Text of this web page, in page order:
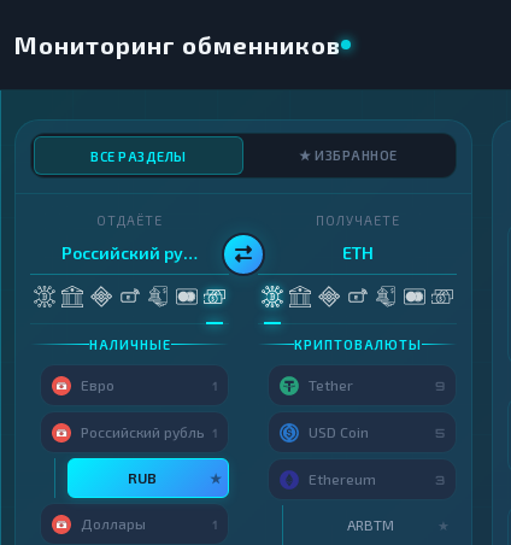
Мониторинг обменников
ВСЕ РАЗДЕЛЫ ★ ИЗБРАННОЕ
ОТДАЁТЕ
Российский рубль
НАЛИЧНЫЕ
Евро 1
Российский рубль 1
RUB ★
Доллары 1
ПОЛУЧАЕТЕ
ETH
КРИПТОВАЛЮТЫ
Tether 9
USD Coin 5
Ethereum 3
ARBTM ★